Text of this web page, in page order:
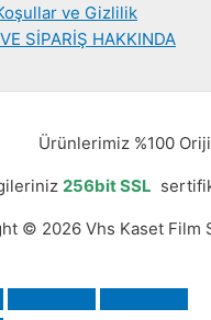
ve Gizlilik
SİPARİŞ HAKKINDA
Ürünlerimiz %100
256bit SSL
© 2026 Vhs Kaset Film